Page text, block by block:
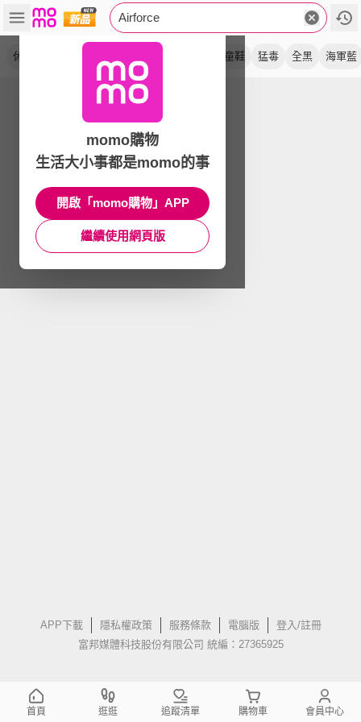
Airforce
休閒鞋 大童鞋 猛毒 全黑 海軍藍
APP下載 隱私權政策 服務條款 電腦版
登入/註冊
富邦媒體科技股份有限公司 統編：27365925
momo購物
生活大小事都是momo的事
開啟「momo購物」APP
繼續使用網頁版
首頁 逛逛 追蹤清單 購物車 會員中心